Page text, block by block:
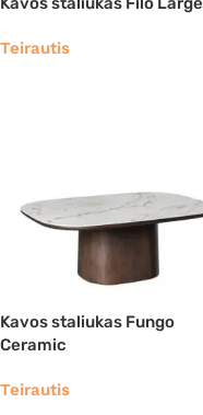
Teirautis
Kavos staliukas Fungo
Ceramic
Teirautis